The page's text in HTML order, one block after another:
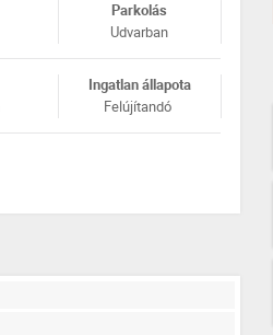
Parkolás
Udvarban
Ingatlan állapota
Felújítandó